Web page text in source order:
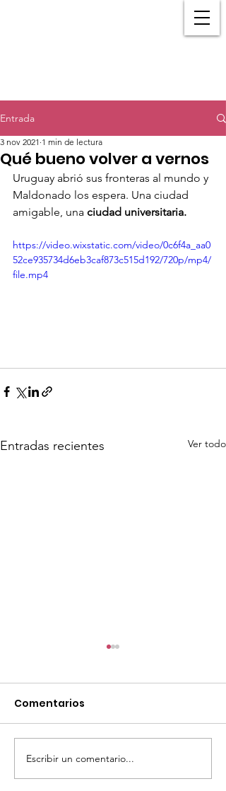
Entrada
Qué bueno volver a vernos
3 nov 2021 1 min de lectura
Uruguay abrió sus fronteras al mundo y
Maldonado los espera. Una ciudad
amigable, una ciudad universitaria.
https://video.wixstatic.com/video/0c6f4a_aa0
52ce935734d6eb3caf873c515d192/720p/mp4/
file.mp4
Entradas recientes Ver todo
Llamado Tarjeta
Macro 2026
Comentarios
Escribir un comentario...